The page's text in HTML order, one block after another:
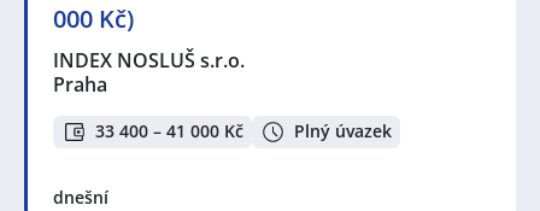
000 Kč)
INDEX NOSLUŠ s.r.o.
Praha
33 400 – 41 000 Kč Plný úvazek
dnešní